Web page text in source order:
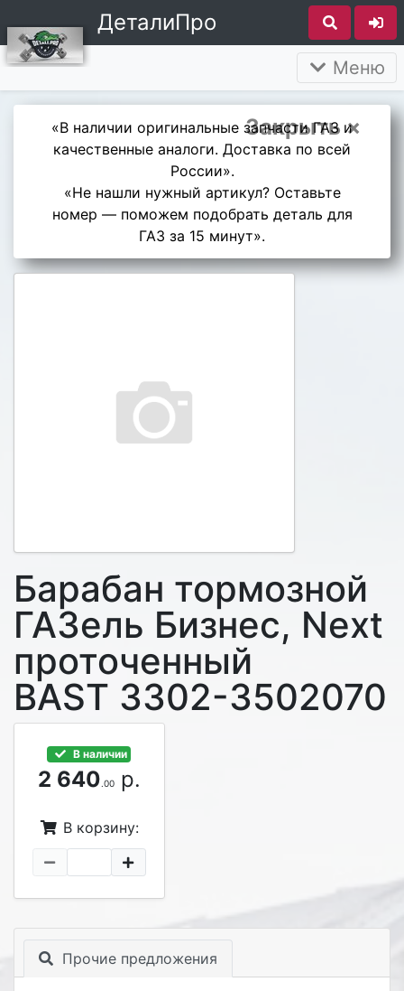
ДеталиПро
Меню
Закрыть ×
«В наличии оригинальные запчасти ГАЗ и
качественные аналоги. Доставка по всей
России».
«Не нашли нужный артикул? Оставьте
номер — поможем подобрать деталь для
ГАЗ за 15 минут».
Барабан тормозной
ГАЗель Бизнес, Next
проточенный
BAST 3302-3502070
В наличии
2 640.00р.
В корзину:
Прочие предложения